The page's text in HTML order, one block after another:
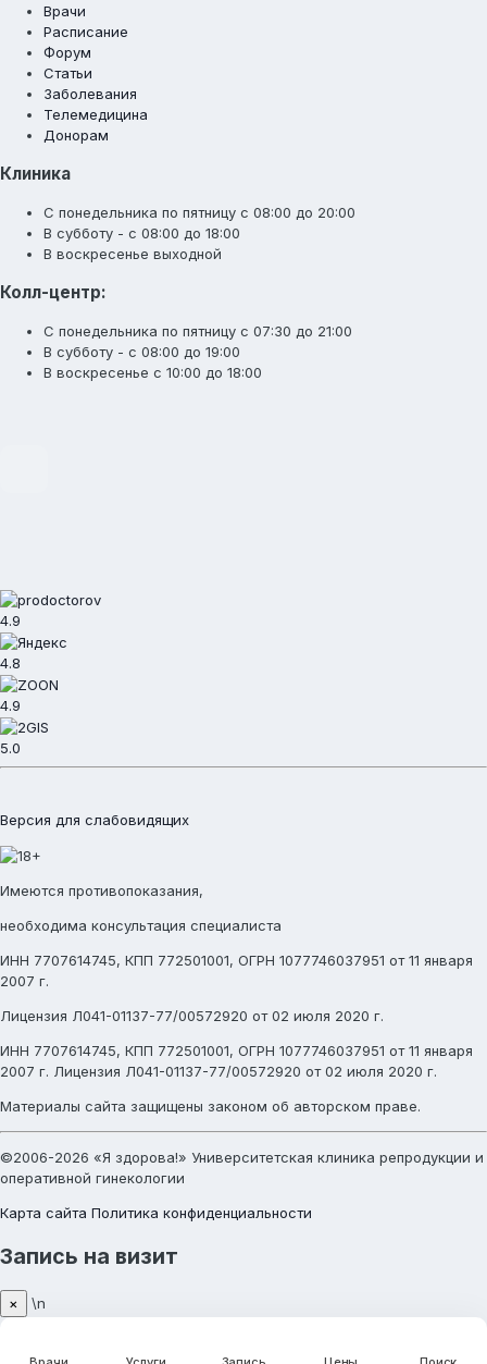
Врачи
Расписание
Форум
Статьи
Заболевания
Телемедицина
Донорам
Клиника
С понедельника по пятницу с 08:00 до 20:00
В субботу - с 08:00 до 18:00
В воскресенье выходной
Колл-центр:
С понедельника по пятницу с 07:30 до 21:00
В субботу - с 08:00 до 19:00
В воскресенье с 10:00 до 18:00
4.9
4.8
4.9
5.0
Версия для слабовидящих
Имеются противопоказания,
необходима консультация специалиста
ИНН 7707614745, КПП 772501001, ОГРН 1077746037951 от 11 января
2007 г.
Лицензия Л041-01137-77/00572920 от 02 июля 2020 г.
ИНН 7707614745, КПП 772501001, ОГРН 1077746037951 от 11 января
2007 г. Лицензия Л041-01137-77/00572920 от 02 июля 2020 г.
Материалы сайта защищены законом об авторском праве.
©2006-2026 «Я здорова!» Университетская клиника репродукции и
оперативной гинекологии
Карта сайта Политика конфиденциальности
Запись на визит
× \n